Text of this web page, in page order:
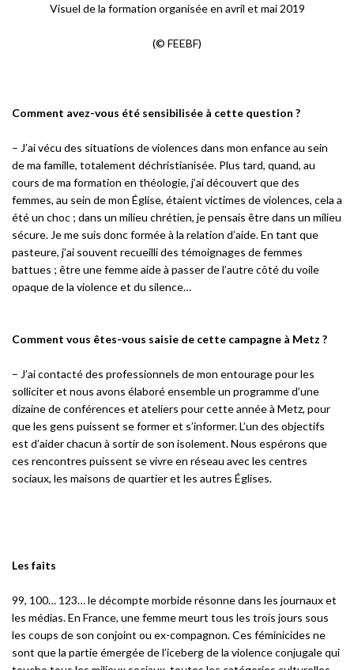
Visuel de la formation organisée en avril et mai 2019
(© FEEBF)
Comment avez-vous été sensibilisée à cette question ?
– J’ai vécu des situations de violences dans mon enfance au sein
de ma famille, totalement déchristianisée. Plus tard, quand, au
cours de ma formation en théologie, j’ai découvert que des
femmes, au sein de mon Église, étaient victimes de violences, cela a
été un choc ; dans un milieu chrétien, je pensais être dans un milieu
sécure. Je me suis donc formée à la relation d’aide. En tant que
pasteure, j’ai souvent recueilli des témoignages de femmes
battues ; être une femme aide à passer de l’autre côté du voile
opaque de la violence et du silence…
Comment vous êtes-vous saisie de cette campagne à Metz ?
– J’ai contacté des professionnels de mon entourage pour les
solliciter et nous avons élaboré ensemble un programme d’une
dizaine de conférences et ateliers pour cette année à Metz, pour
que les gens puissent se former et s’informer. L’un des objectifs
est d’aider chacun à sortir de son isolement. Nous espérons que
ces rencontres puissent se vivre en réseau avec les centres
sociaux, les maisons de quartier et les autres Églises.
Les faits
99, 100… 123… le décompte morbide résonne dans les journaux et
les médias. En France, une femme meurt tous les trois jours sous
les coups de son conjoint ou ex-compagnon. Ces féminicides ne
sont que la partie émergée de l’iceberg de la violence conjugale qui